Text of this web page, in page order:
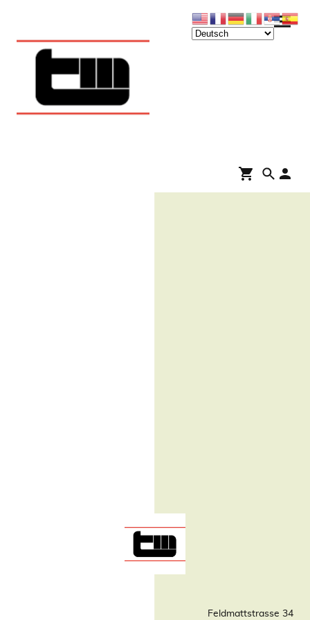
Feldmattstrasse 34